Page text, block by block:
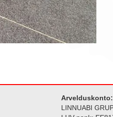
Arvelduskonto:
LINNUABI